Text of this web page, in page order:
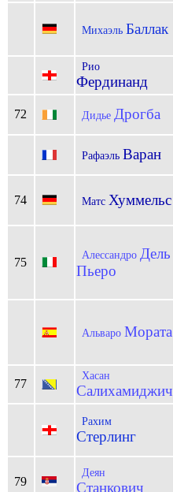
Михаэль Баллак
Рио
Фердинанд
72 Дидье Дрогба
Рафаэль Варан
74 Матс Хуммельс
75
Алессандро Дель
Пьеро
Альваро Мората
77
Хасан
Салихамиджич
Рахим
Стерлинг
79
Деян
Станкович